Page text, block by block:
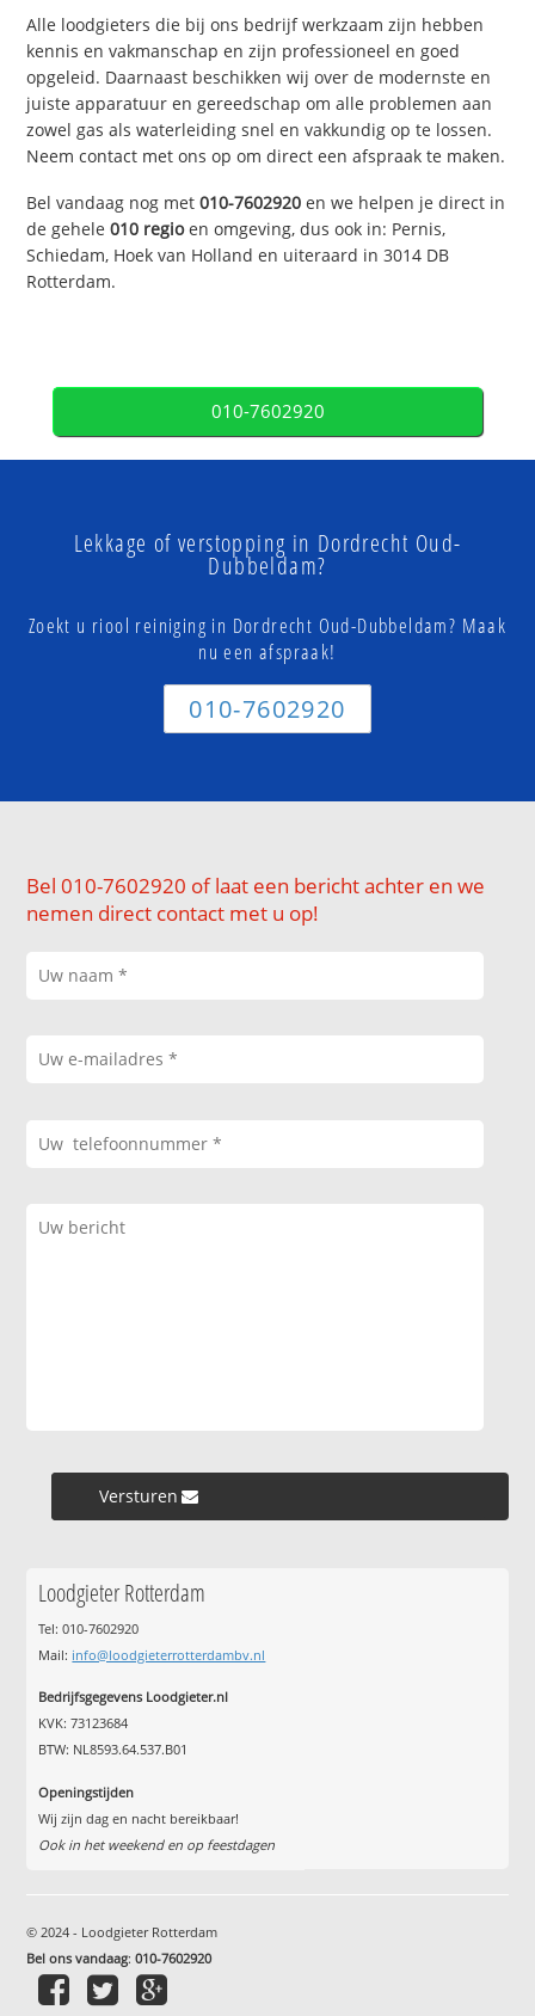
Alle loodgieters die bij ons bedrijf werkzaam zijn hebben
kennis en vakmanschap en zijn professioneel en goed
opgeleid. Daarnaast beschikken wij over de modernste en
juiste apparatuur en gereedschap om alle problemen aan
zowel gas als waterleiding snel en vakkundig op te lossen.
Neem contact met ons op om direct een afspraak te maken.
Bel vandaag nog met010-7602920 en we helpen je direct in
de gehele010 regioen omgeving, dus ook in: Pernis,
Schiedam, Hoek van Holland en uiteraard in 3014 DB
Rotterdam.
010-7602920
Lekkage of verstopping in Dordrecht Oud-
Dubbeldam?
Zoekt u riool reiniging in Dordrecht Oud-Dubbeldam? Maak
nu een afspraak!
010-7602920
Bel 010-7602920 of laat een bericht achter en we
nemen direct contact met u op!
Versturen »
Loodgieter Rotterdam
Tel: 010-7602920
Mail: info@loodgieterrotterdambv.nl
Bedrijfsgegevens Loodgieter.nl
KVK: 73123684
BTW: NL8593.64.537.B01
Openingstijden
Wij zijn dag en nacht bereikbaar!
Ook in het weekend en op feestdagen
© 2024 - Loodgieter Rotterdam
Bel ons vandaag:010-7602920